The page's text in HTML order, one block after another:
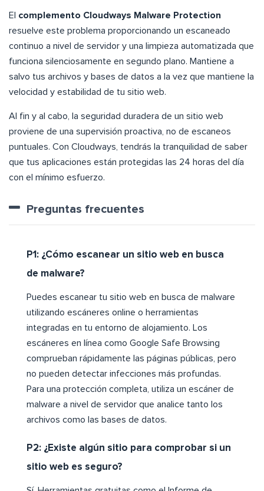
El complemento Cloudways Malware Protection
resuelve este problema proporcionando un escaneado
continuo a nivel de servidor y una limpieza automatizada que
funciona silenciosamente en segundo plano. Mantiene a
salvo tus archivos y bases de datos a la vez que mantiene la
velocidad y estabilidad de tu sitio web.
Al fin y al cabo, la seguridad duradera de un sitio web
proviene de una supervisión proactiva, no de escaneos
puntuales. Con Cloudways, tendrás la tranquilidad de saber
que tus aplicaciones están protegidas las 24 horas del día
con el mínimo esfuerzo.
Preguntas frecuentes
P1: ¿Cómo escanear un sitio web en busca
de malware?
Puedes escanear tu sitio web en busca de malware
utilizando escáneres online o herramientas
integradas en tu entorno de alojamiento. Los
escáneres en línea como Google Safe Browsing
comprueban rápidamente las páginas públicas, pero
no pueden detectar infecciones más profundas.
Para una protección completa, utiliza un escáner de
malware a nivel de servidor que analice tanto los
archivos como las bases de datos.
P2: ¿Existe algún sitio para comprobar si un
sitio web es seguro?